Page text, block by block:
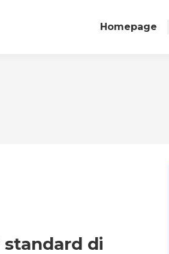
Homepage
di